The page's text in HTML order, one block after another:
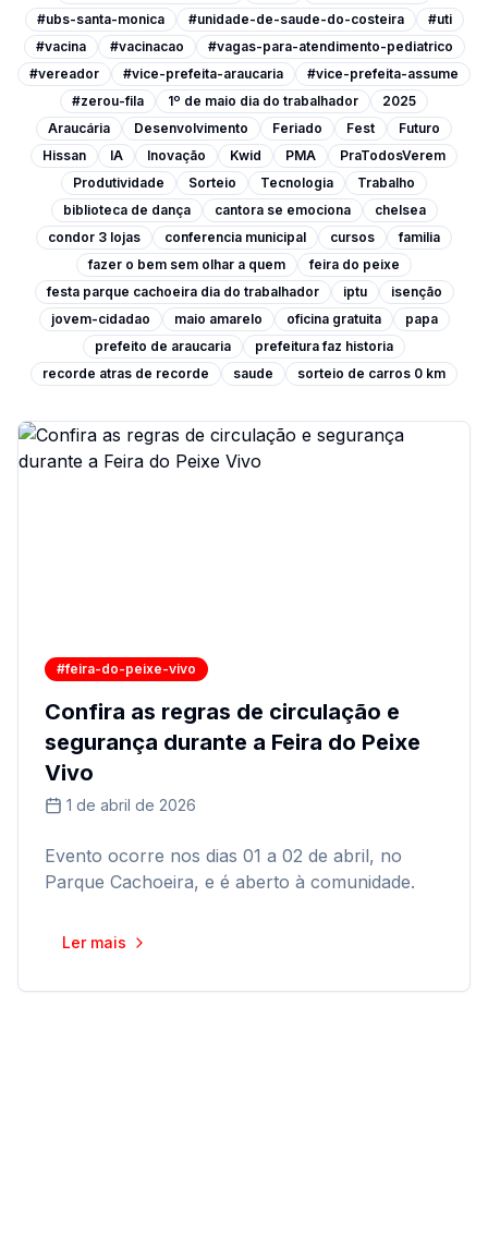
#ubs-santa-monica #unidade-de-saude-do-costeira
#uti
#vacina
#vacinacao
#vagas-para-atendimento-pediatrico
#vereador
#vice-prefeita-araucaria
#vice-prefeita-assume
#zerou-fila
1º de maio dia do trabalhador
2025
Araucária
Desenvolvimento Feriado Fest
Futuro
Hissan
IA Inovação Kwid PMA
PraTodosVerem
Produtividade
Sorteio Tecnologia
Trabalho
biblioteca de dança
cantora se emociona
chelsea
condor 3 lojas
conferencia municipal cursos
familia
fazer o bem sem olhar a quem
feira do peixe
festa parque cachoeira dia do trabalhador
iptu
isenção
jovem-cidadao
maio amarelo oficina gratuita
papa
prefeito de araucaria
prefeitura faz historia
recorde atras de recorde
saude sorteio de carros 0 km
#feira-do-peixe-vivo
Confira as regras de circulação e
segurança durante a Feira do Peixe
Vivo
1 de abril de 2026
Evento ocorre nos dias 01 a 02 de abril, no
Parque Cachoeira, e é aberto à comunidade.
Ler mais